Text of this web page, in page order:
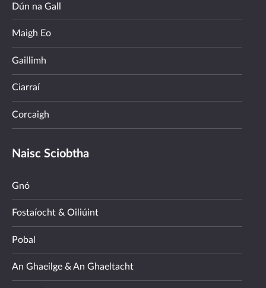
Dún na Gall
Maigh Eo
Gaillimh
Ciarraí
Corcaigh
Naisc Sciobtha
Gnó
Fostaíocht & Oiliúint
Pobal
An Ghaeilge & An Ghaeltacht